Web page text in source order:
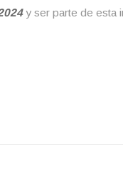
y ser parte de esta